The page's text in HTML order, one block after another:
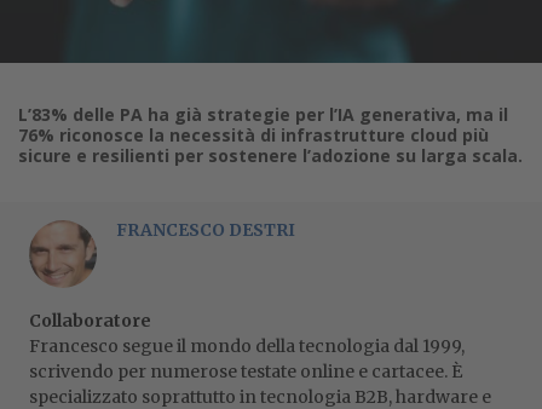
L’83% delle PA ha già strategie per l’IA generativa, ma il
76% riconosce la necessità di infrastrutture cloud più
sicure e resilienti per sostenere l’adozione su larga scala.
FRANCESCO DESTRI
Collaboratore
Francesco segue il mondo della tecnologia dal 1999,
scrivendo per numerose testate online e cartacee. È
specializzato soprattutto in tecnologia B2B, hardware e